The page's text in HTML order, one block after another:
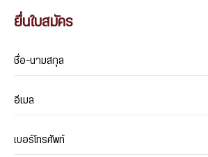
ยื่นใบสมัคร
ชื่อ-นามสกุล
อีเมล
เบอร์โทรศัพท์